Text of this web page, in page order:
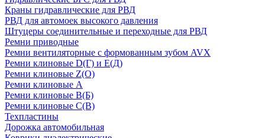
Краны гидравлические для РВД
РВД для автомоек высокого давления
Штуцеры соединительные и переходные для РВД
Ремни приводные
Ремни вентиляторные с формованным зубом AVX
Ремни клиновые D(Г) и Е(Д)
Ремни клиновые Z(О)
Ремни клиновые А
Ремни клиновые В(Б)
Ремни клиновые С(В)
Техпластины
Дорожка автомобильная